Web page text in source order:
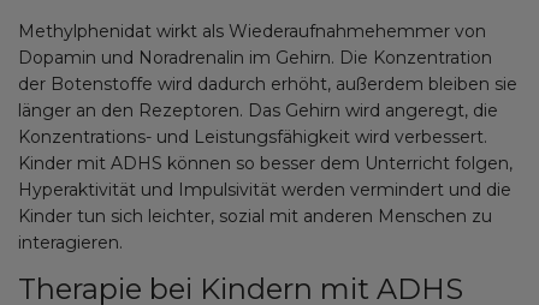
Methylphenidat wirkt als Wiederaufnahmehemmer von
Dopamin und Noradrenalin im Gehirn. Die Konzentration
der Botenstoffe wird dadurch erhöht, außerdem bleiben sie
länger an den Rezeptoren. Das Gehirn wird angeregt, die
Konzentrations- und Leistungsfähigkeit wird verbessert.
Kinder mit ADHS können so besser dem Unterricht folgen,
Hyperaktivität und Impulsivität werden vermindert und die
Kinder tun sich leichter, sozial mit anderen Menschen zu
interagieren.
Therapie bei Kindern mit ADHS